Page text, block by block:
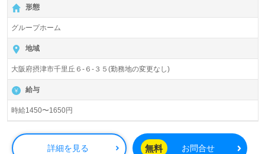
形態
グループホーム
地域
大阪府摂津市千里丘６-６-３５(勤務地の変更なし)
給与
時給1450〜1650円
詳細を見る 無料 お問合せ